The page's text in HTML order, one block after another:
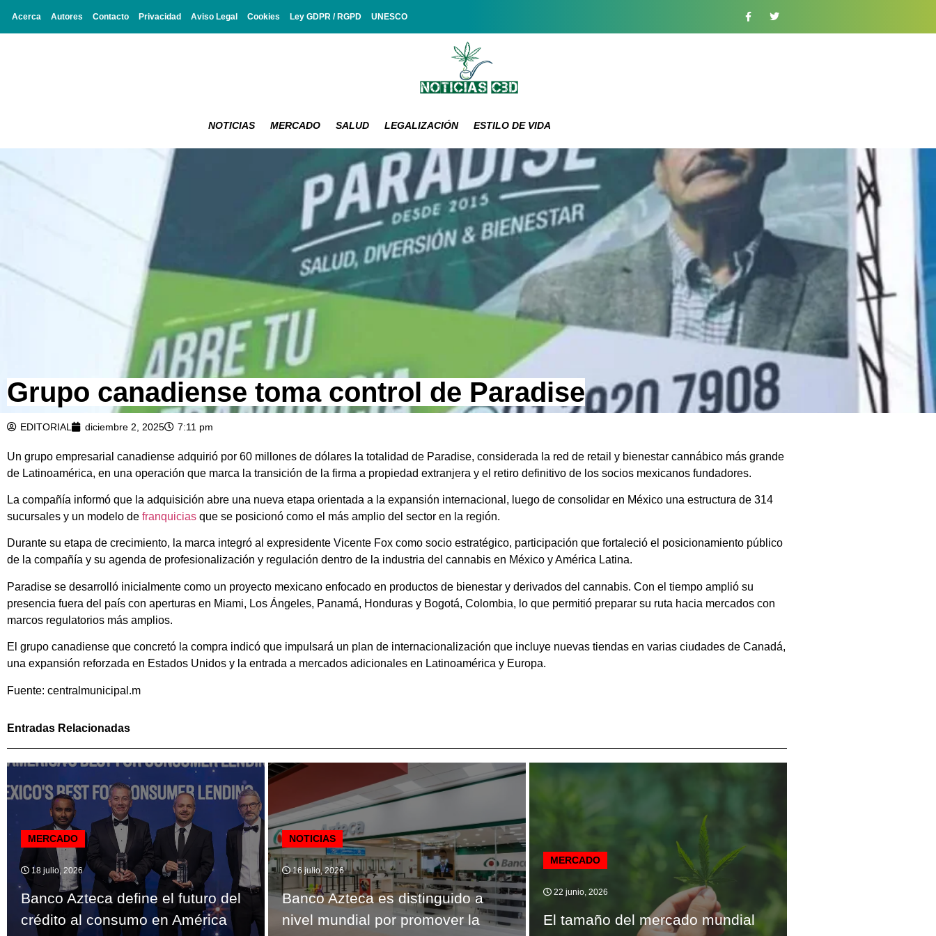
Acerca Autores Contacto Privacidad Aviso Legal Cookies Ley GDPR / RGPD UNESCO
NOTICIAS MERCADO SALUD LEGALIZACIÓN ESTILO DE VIDA
Grupo canadiense toma control de Paradise
EDITORIAL diciembre 2, 2025 7:11 pm
Un grupo empresarial canadiense adquirió por 60 millones de dólares la totalidad de Paradise, considerada la red de retail y bienestar cannábico más grande
de Latinoamérica, en una operación que marca la transición de la firma a propiedad extranjera y el retiro definitivo de los socios mexicanos fundadores.
La compañía informó que la adquisición abre una nueva etapa orientada a la expansión internacional, luego de consolidar en México una estructura de 314
sucursales y un modelo de franquicias que se posicionó como el más amplio del sector en la región.
Durante su etapa de crecimiento, la marca integró al expresidente Vicente Fox como socio estratégico, participación que fortaleció el posicionamiento público
de la compañía y su agenda de profesionalización y regulación dentro de la industria del cannabis en México y América Latina.
Paradise se desarrolló inicialmente como un proyecto mexicano enfocado en productos de bienestar y derivados del cannabis. Con el tiempo amplió su
presencia fuera del país con aperturas en Miami, Los Ángeles, Panamá, Honduras y Bogotá, Colombia, lo que permitió preparar su ruta hacia mercados con
marcos regulatorios más amplios.
El grupo canadiense que concretó la compra indicó que impulsará un plan de internacionalización que incluye nuevas tiendas en varias ciudades de Canadá,
una expansión reforzada en Estados Unidos y la entrada a mercados adicionales en Latinoamérica y Europa.
Fuente: centralmunicipal.m
Entradas Relacionadas
MERCADO
18 julio, 2026
Banco Azteca define el futuro del
crédito al consumo en América
NOTICIAS
16 julio, 2026
Banco Azteca es distinguido a
nivel mundial por promover la
MERCADO
22 junio, 2026
El tamaño del mercado mundial